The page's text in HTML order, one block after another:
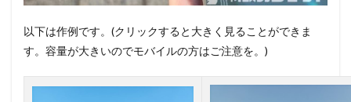
以下は作例です。(クリックすると大きく見ることができま
す。容量が大きいのでモバイルの方はご注意を。)